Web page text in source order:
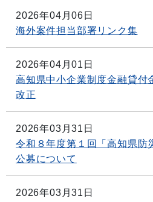
2026年04月06日
海外案件担当部署リンク集
2026年04月01日
高知県中小企業制度金融貸付
改正
2026年03月31日
令和８年度第１回「高知県防
公募について
2026年03月31日